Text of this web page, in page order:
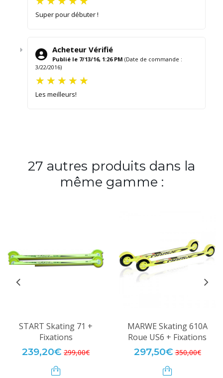
Super pour débuter !
Acheteur Vérifié
Publié le 7/13/16, 1:26 PM (Date de commande :
3/22/2016)
Les meilleurs!
27 autres produits dans la
même gamme :
START Skating 71 +
Fixations
239,20€ 299,00€
MARWE Skating 610A
Roue US6 + Fixations
297,50€ 350,00€